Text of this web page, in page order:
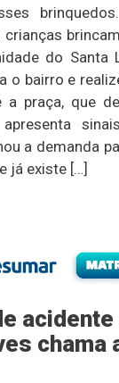
do Santa
o bairro e
a praça, que
a demanda
já existe […]
acidente
chama